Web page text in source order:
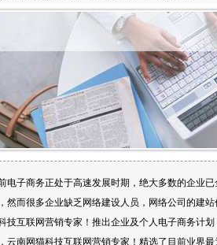
电子商务正处于高速发展时期，绝大多数的企业
然而很多企业缺乏网络建设人员，网络公司的建
技互联网营销专家！推出企业及个人电子商务计
云南网猫科技互联网营销专家！精选了目前业界